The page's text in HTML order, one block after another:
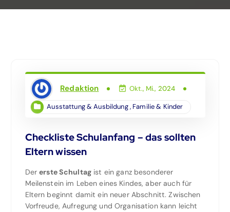
Redaktion Okt., Mi., 2024
Ausstattung & Ausbildung, Familie & Kinder
Checkliste Schulanfang – das sollten
Eltern wissen
Dererste Schultag ist ein ganz besonderer
Meilenstein im Leben eines Kindes, aber auch für
Eltern beginnt damit ein neuer Abschnitt. Zwischen
Vorfreude, Aufregung und Organisation kann leicht